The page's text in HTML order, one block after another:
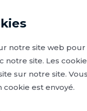
notre site web
notre site. Les
sur notre site.
cookie est envoyé.